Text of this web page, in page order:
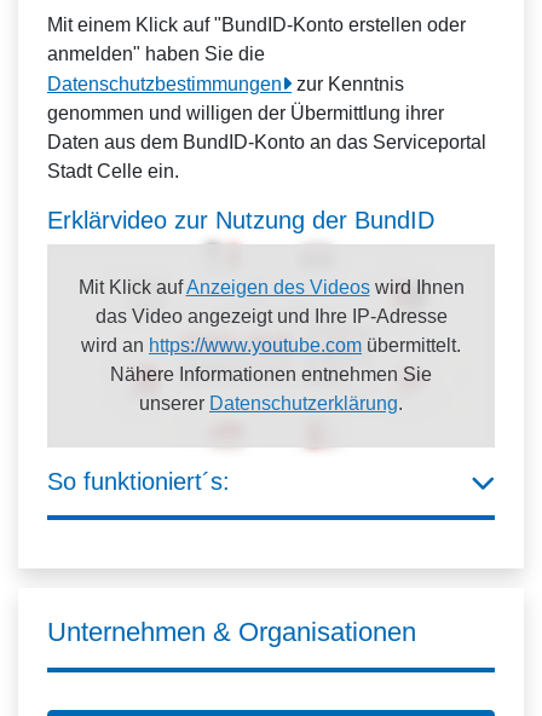
Mit einem Klick auf "BundID-Konto erstellen oder
anmelden" haben Sie die
Datenschutzbestimmungen
zur Kenntnis
genommen und willigen der Übermittlung ihrer
Daten aus dem BundID-Konto an das Serviceportal
Stadt Celle ein.
Erklärvideo zur Nutzung der BundID
Mit Klick aufAnzeigen des Videoswird Ihnen
das Video angezeigt und Ihre IP-Adresse
wird an https://www.youtube.com übermittelt.
Nähere Informationen entnehmen Sie
unserer Datenschutzerklärung.
So funktioniert´s:
Unternehmen & Organisationen